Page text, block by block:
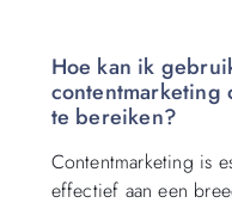
Hoe kan ik
te bereiken?
Contentmarketing is
effectief aan een